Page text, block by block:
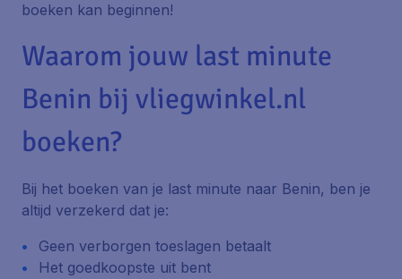
boeken kan beginnen!
Waarom jouw last minute
Benin bij vliegwinkel.nl
boeken?
Bij het boeken van je last minute naar Benin, ben je
altijd verzekerd dat je:
Geen verborgen toeslagen betaalt
Het goedkoopste uit bent